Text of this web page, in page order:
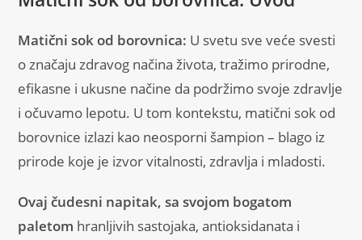
c
e
b
o
o
k
k
e
dI
n
er
e
st
at
s
A
p
p
er ar
e
Matični sok od borovnica: U svetu sve veće svesti
o značaju zdravog načina života, tražimo prirodne,
efikasne i ukusne načine da podržimo svoje zdravlje
i očuvamo lepotu. U tom kontekstu, matični sok od
borovnice izlazi kao neosporni šampion – blago iz
prirode koje je izvor vitalnosti, zdravlja i mladosti.
Ovaj čudesni napitak, sa svojom bogatom
paletom hranljivih sastojaka, antioksidanata i